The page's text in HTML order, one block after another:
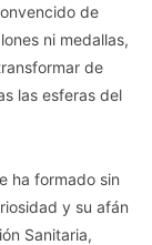
de
ni medallas,
de
las esferas del
ha formado sin
y su afán
Sanitaria,